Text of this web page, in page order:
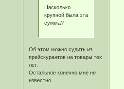
Насколько
крупной была эта
сумма?
Об этом можно судить из
прейскурантов на товары тех
лет.
Остальное конечно мне не
известно.